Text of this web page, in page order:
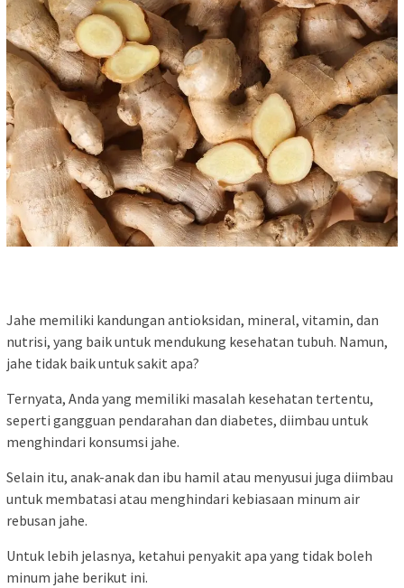
Jahe memiliki kandungan antioksidan, mineral, vitamin, dan
nutrisi, yang baik untuk mendukung kesehatan tubuh. Namun,
jahe tidak baik untuk sakit apa?
Ternyata, Anda yang memiliki masalah kesehatan tertentu,
seperti gangguan pendarahan dan diabetes, diimbau untuk
menghindari konsumsi jahe.
Selain itu, anak-anak dan ibu hamil atau menyusui juga diimbau
untuk membatasi atau menghindari kebiasaan minum air
rebusan jahe.
Untuk lebih jelasnya, ketahui penyakit apa yang tidak boleh
minum jahe berikut ini.